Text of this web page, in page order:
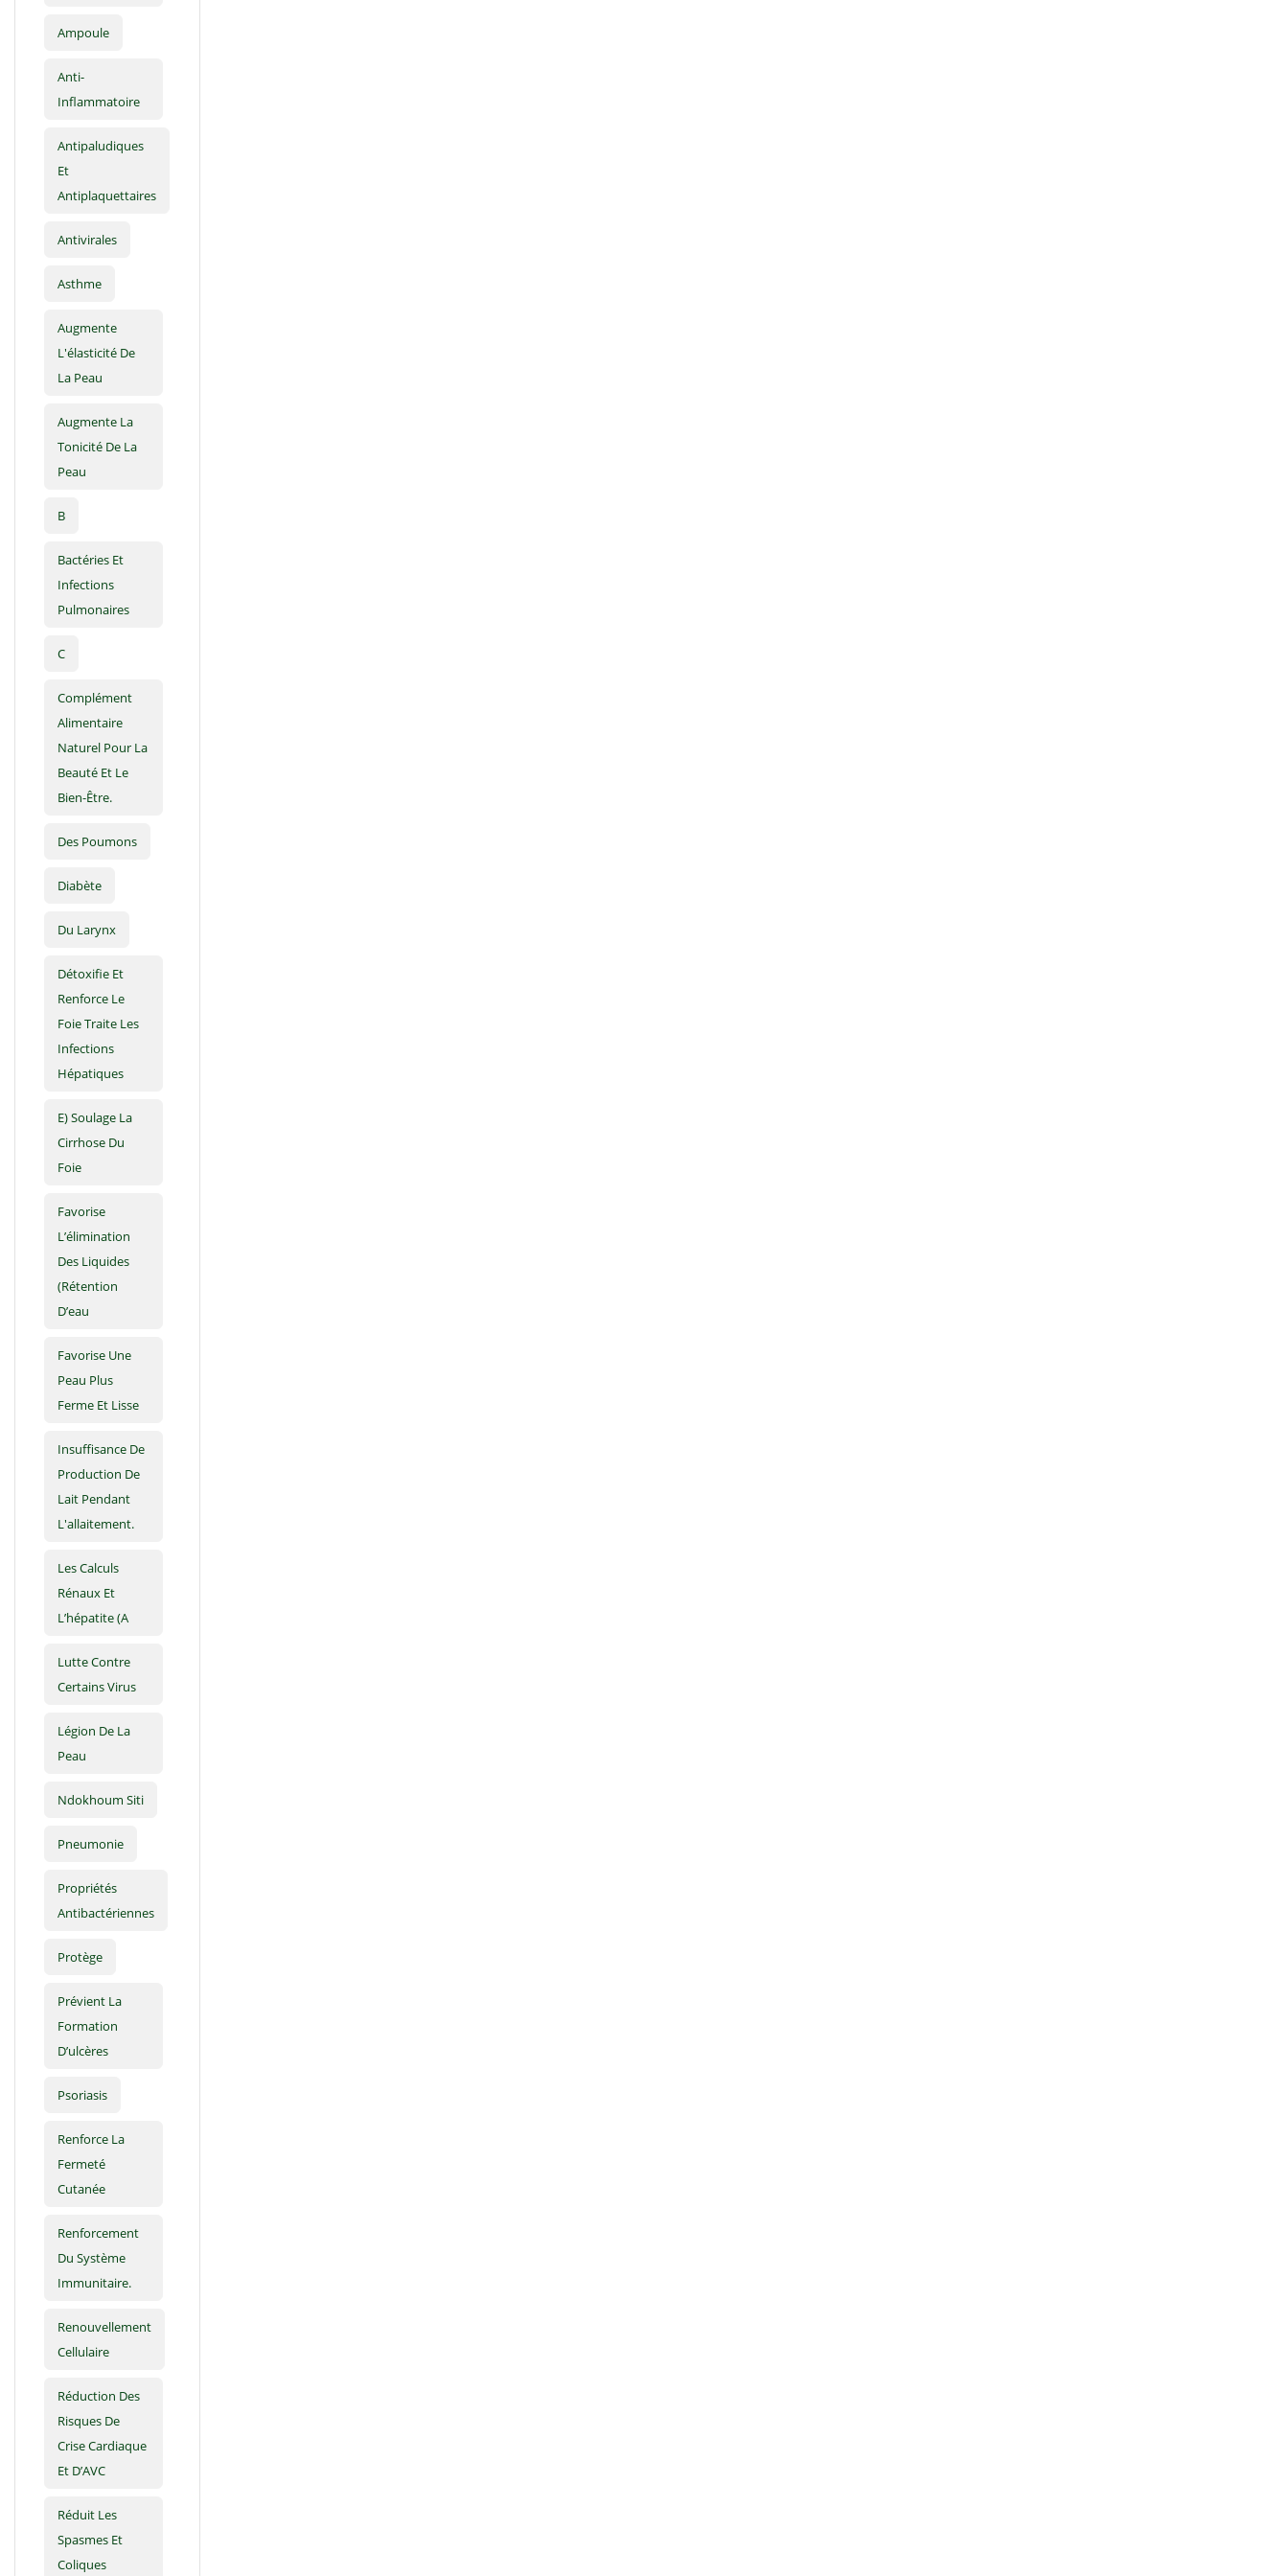
Ampoule
Anti-
Inflammatoire
Antipaludiques
Et
Antiplaquettaires
Antivirales
Asthme
Augmente
L'élasticité De
La Peau
Augmente La
Tonicité De La
Peau
B
Bactéries Et
Infections
Pulmonaires
C
Complément
Alimentaire
Naturel Pour La
Beauté Et Le
Bien-Être.
Des Poumons
Diabète
Du Larynx
Détoxifie Et
Renforce Le
Foie Traite Les
Infections
Hépatiques
E) Soulage La
Cirrhose Du
Foie
Favorise
L’élimination
Des Liquides
(rétention
D’eau
Favorise Une
Peau Plus
Ferme Et Lisse
Insuffisance De
Production De
Lait Pendant
L'allaitement.
Les Calculs
Rénaux Et
L’hépatite (A
Lutte Contre
Certains Virus
Légion De La
Peau
Ndokhoum Siti
Pneumonie
Propriétés
Antibactériennes
Protège
Prévient La
Formation
D’ulcères
Psoriasis
Renforce La
Fermeté
Cutanée
Renforcement
Du Système
Immunitaire.
Renouvellement
Cellulaire
Réduction Des
Risques De
Crise Cardiaque
Et D’AVC
Réduit Les
Spasmes Et
Coliques